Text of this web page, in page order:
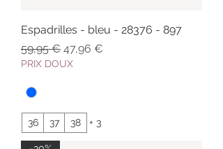
Espadrilles - bleu - 28376 - 897
Prix original
59,95 € Prix promotionnel
47,96 €
PRIX DOUX
36 37 38 + 3